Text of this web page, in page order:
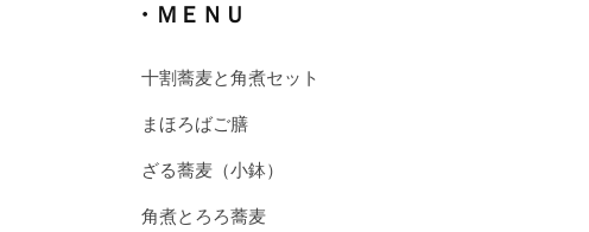
・ＭＥＮＵ
十割蕎麦と角煮セット
まほろばご膳
ざる蕎麦（小鉢）
角煮とろろ蕎麦